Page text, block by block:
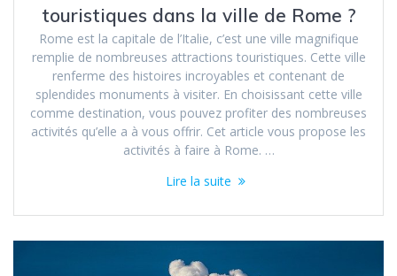
touristiques dans la ville de Rome ?
Rome est la capitale de l’Italie, c’est une ville magnifique
remplie de nombreuses attractions touristiques. Cette ville
renferme des histoires incroyables et contenant de
splendides monuments à visiter. En choisissant cette ville
comme destination, vous pouvez profiter des nombreuses
activités qu’elle a à vous offrir. Cet article vous propose les
activités à faire à Rome. …
Lire la suite